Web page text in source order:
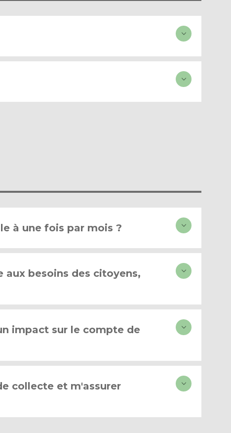
à une fois par mois ?
besoins des citoyens,
impact sur le compte de
collecte et m'assurer